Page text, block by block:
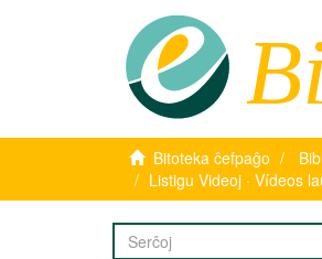
Bitoteka ĉefpaĝo
Listigu Videoj · Vídeos